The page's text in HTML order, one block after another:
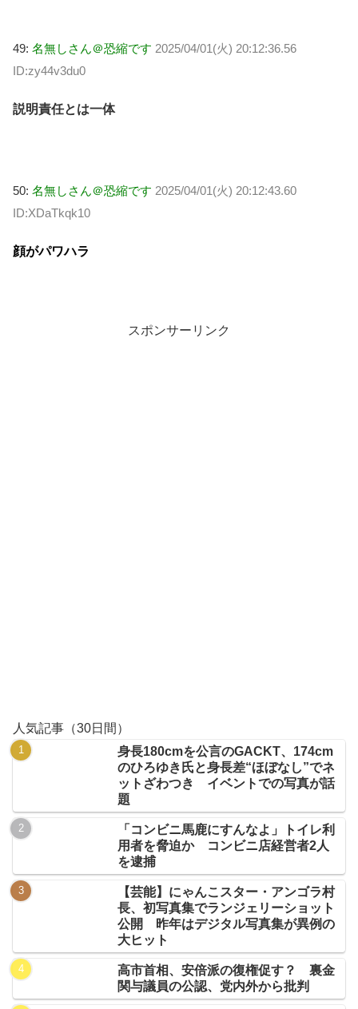
49: 名無しさん＠恐縮です 2025/04/01(火) 20:12:36.56
ID:zy44v3du0
説明責任とは一体
50: 名無しさん＠恐縮です 2025/04/01(火) 20:12:43.60
ID:XDaTkqk10
顔がパワハラ
スポンサーリンク
人気記事（30日間）
身長180cmを公言のGACKT、174cm
のひろゆき氏と身長差“ほぼなし”でネ
ットざわつき イベントでの写真が話
題
「コンビニ馬鹿にすんなよ」トイレ利
用者を脅迫か コンビニ店経営者2人
を逮捕
【芸能】にゃんこスター・アンゴラ村
長、初写真集でランジェリーショット
公開 昨年はデジタル写真集が異例の
大ヒット
高市首相、安倍派の復権促す？ 裏金
関与議員の公認、党内外から批判